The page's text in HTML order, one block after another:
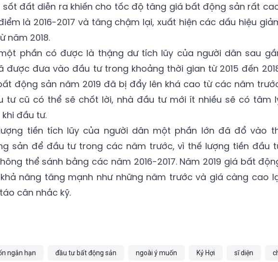
sốt đất diễn ra khiến cho tốc độ tăng giá bất động sản rất
là 2016-2017 và tăng chậm lại, xuất hiện các dấu hiệu
năm 2018.
phần có được là thặng dư tích lũy của người dân sau
được đưa vào đầu tư trong khoảng thời gian từ 2015 đến
động sản năm 2019 đã bị đẩy lên khá cao từ các năm
tư cũ có thể sẽ chốt lời, nhà đầu tư mới ít nhiều sẽ có tâm
đầu tư.
tiền tích lũy của người dân một phần lớn đã đổ vào
sản để đầu tư trong các năm trước, vì thế lượng tiền đầu
thể sánh bằng các năm 2016-2017. Năm 2019 giá bất
năng tăng mạnh như những năm trước và giá càng cao
cân nhắc kỹ.
ngắn hạn đầu tư bất động sản ngoài ý muốn Kỷ Hợi sĩ diện